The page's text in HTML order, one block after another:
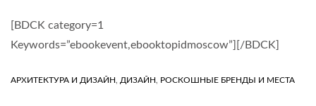
[BDCK category=1
Keywords=”ebookevent,ebooktopidmoscow”][/BDCK]
АРХИТЕКТУРА И ДИЗАЙН, ДИЗАЙН, РОСКОШНЫЕ БРЕНДЫ И МЕСТА